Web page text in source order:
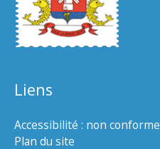
Liens
Accessibilité : non conforme
Plan du site